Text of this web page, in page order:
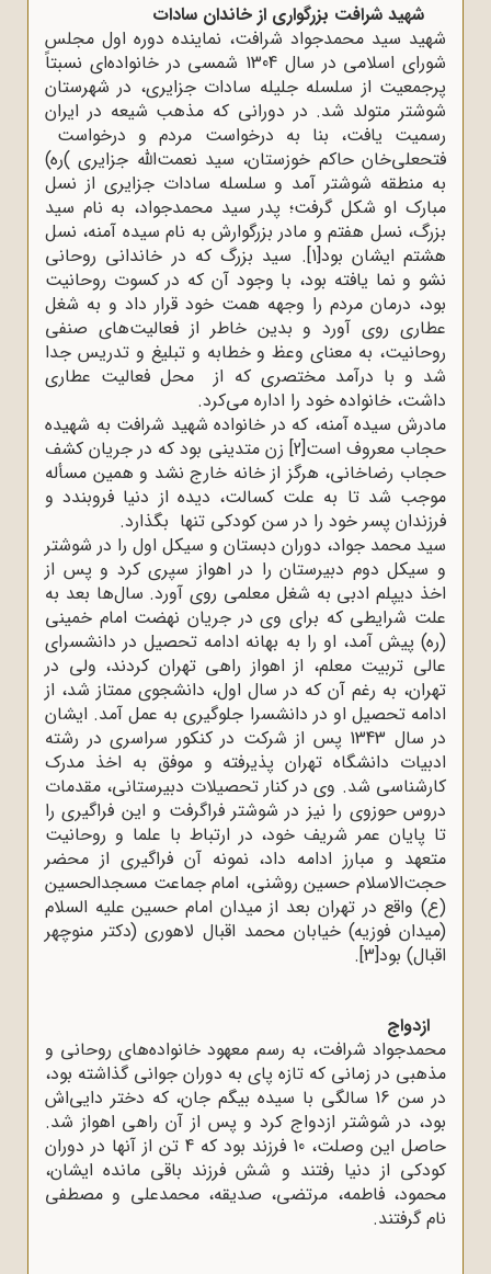
شهید شرافت بزرگواری از خاندان سادات
شهید سید محمدجواد شرافت، نماینده دوره اول مجلس
شورای اسلامی در سال 1304 شمسی در خانواده‌ای نسبتاً
پرجمعیت از سلسله جلیله سادات جزایری، در شهرستان
شوشتر متولد شد. در دورانی که مذهب شیعه در ایران
رسمیت یافت، بنا به درخواست مردم و درخواست
فتحعلی‌خان حاکم خوزستان، سید نعمت‌الله جزایری (ره)
به منطقه شوشتر آمد و سلسله سادات جزایری از نسل
مبارک او شکل گرفت؛ پدر سید محمدجواد، به نام سید
بزرگ، نسل هفتم و مادر بزرگوارش به نام سیده آمنه، نسل
هشتم ایشان بود .[1] سید بزرگ که در خاندانی روحانی
نشو و نما یافته بود، با وجود آن که در کسوت روحانیت
بود، درمان مردم را وجهه همت خود قرار داد و به شغل
عطاری روی آورد و بدین خاطر از فعالیت‌های صنفی
روحانیت، به معنای وعظ و خطابه و تبلیغ و تدریس جدا
شد و با درآمد مختصری که از محل فعالیت عطاری
داشت، خانواده خود را اداره می‌کرد.
مادرش سیده آمنه، که در خانواده شهید شرافت به شهیده
حجاب معروف است[2] زن متدینی بود که در جریان کشف
حجاب رضاخانی، هرگز از خانه خارج نشد و همین مسأله
موجب شد تا به علت کسالت، دیده از دنیا فروبندد و
فرزندان پسر خود را در سن کودکی تنها بگذارد.
سید محمد جواد، دوران دبستان و سیکل اول را در شوشتر
و سیکل دوم دبیرستان را در اهواز سپری کرد و پس از
اخذ دیپلم ادبی به شغل معلمی روی آورد. سال‌ها بعد به
علت شرایطی که برای وی در جریان نهضت امام خمینی
(ره) پیش آمد، او را به بهانه ادامه تحصیل در دانشسرای
عالی تربیت معلم، از اهواز راهی تهران کردند، ولی در
تهران، به‌ رغم آن که در سال اول، دانشجوی ممتاز شد، از
ادامه تحصیل او در دانشسرا جلوگیری به عمل آمد. ایشان
در سال 1343 پس از شرکت در کنکور سراسری در رشته
ادبیات دانشگاه تهران پذیرفته و موفق به اخذ مدرک
کارشناسی شد. وی در کنار تحصیلات دبیرستانی، مقدمات
دروس حوزوی را نیز در شوشتر فراگرفت و این فراگیری را
تا پایان عمر شریف خود، در ارتباط با علما و روحانیت
متعهد و مبارز ادامه داد، نمونه آن فراگیری از محضر
حجت‌الاسلام حسین روشنی، امام جماعت مسجدالحسین
(ع) واقع در تهران بعد از میدان امام حسین علیه السلام
(میدان فوزیه) خیابان محمد اقبال لاهوری (دکتر منوچهر
اقبال) بود
.[3]
ازدواج
محمدجواد شرافت، به رسم معهود خانواده‌های روحانی و
مذهبی در زمانی که تازه پای به دوران جوانی گذاشته بود،
در سن 16 سالگی با سیده بیگم جان، که دختر دایی‌اش
بود، در شوشتر ازدواج کرد و پس از آن راهی اهواز شد.
حاصل این وصلت، 10 فرزند بود که 4 تن از آنها در دوران
کودکی از دنیا رفتند و شش فرزند باقی مانده ایشان،
محمود، فاطمه، مرتضی، صدیقه، محمدعلی و مصطفی
نام گرفتند.